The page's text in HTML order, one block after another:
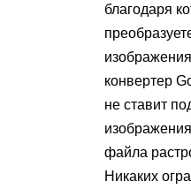
благодаря
конвертер
не ставит
файла
Никаких